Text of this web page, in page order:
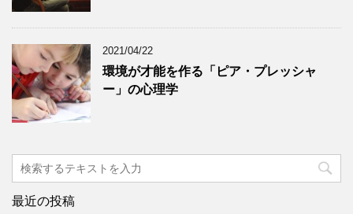
2021/04/22
環境が才能を作る「ピア・プレッシャ
ー」の心理学
最近の投稿